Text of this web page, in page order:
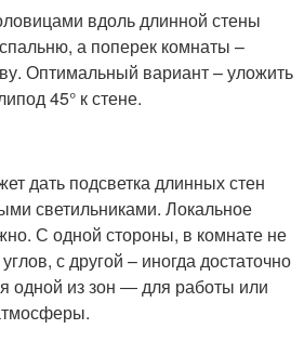
вдоль длинной стены
а поперек комнаты –
Оптимальный вариант – уложить
45° к стене.
дать подсветка длинных стен
светильниками. Локальное
С одной стороны, в комнате не
с другой – иногда достаточно
одной из зон ― для работы или